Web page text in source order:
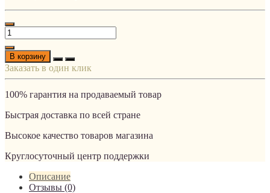
В корзину
Заказать в один клик
100% гарантия на продаваемый товар
Быстрая доставка по всей стране
Высокое качество товаров магазина
Круглосуточный центр поддержки
Описание
Отзывы (0)